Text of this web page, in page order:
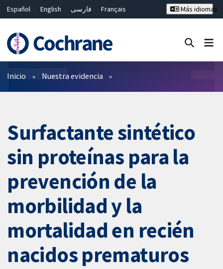
Español English فارسی
Français
Bahasa Malaysia
ไทย 繁體中文
Más idiomas
Filtros
Inicio Nuestra evidencia
Surfactante sintético
sin proteínas para la
prevención de la
morbilidad y la
mortalidad en recién
nacidos prematuros